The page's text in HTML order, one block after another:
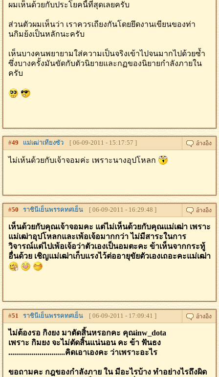
ผมเห็นด้วยกับประโยคนี้ที่สุดเลยครับ
ส่วนตัวผมเห็นว่า เราควรเถียงกันโดยยึดงานเขียนของท่า
นกิมย้งเป็นหลักนะครับ
เห็นบางคนพยายามใส่ความเป็นจริงเข้าไปจนมากไปด้วยซ้ำ
ซึ่งบางครั้งมันขัดกับตัวนิยายและกฏของนิยายกำลังภายใน
ครับ
#49 แม่เฒ่าเทียงซัว [ 06-09-2011 - 15:17:57 ]
ไม่เห้นด้วยกับเจ้าจอมค่ะ เพราะนางอุปโหลก
#50 ราชินีเย็นพรรคทศเย็น [ 06-09-2011 - 16:29:48 ]
เห็นด้วยกับคุณเจ้าจอมคะ แต่ไม่เห็นด้วยกับคุณแม่เฒ่า เพราะ
แม่เฒ่าอุปโหลกและเพ้อเจ้อมากกว่า ไม่มีสาระในการ
วิจารณ์แต่ไปเพ้อเจ้อว่าตัวเองเป็นอมตะคะ ข้าเห็นจากกระทู้
อื่นด้วย เชิญแม่เฒ่าเก็บแรงไว้ต่ออายุขัยตัวเองเถอะคะแม่เฒ่า
#51 ราชินีเย็นพรรคทศเย็น [ 06-09-2011 - 17:09:41 ]
ไม่ต้องรอ กิงยง มาตัดสิ้นหรอกคะ คุณinw_dota
เพราะ กิมยง จะไม่ตัดสิ้นแน่นอน คะ ข้า ฟันธง
.............................คิดเอาเองคะ ว่าเพราะอะไร
ขอถามคะ กฎของกำลังภาย ใน มีอะไรบ้าง ทำอย่างไรถึงผิด